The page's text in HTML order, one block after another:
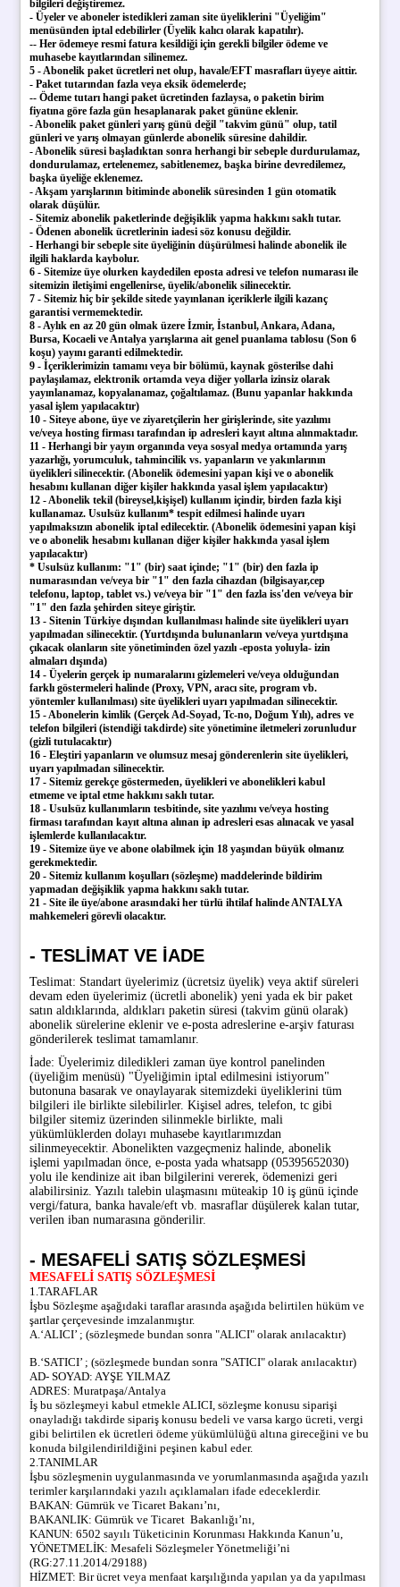
bilgileri değiştiremez.
- Üyeler ve aboneler istedikleri zaman site üyeliklerini "Üyeliğim"
menüsünden iptal edebilirler (Üyelik kalıcı olarak kapatılır).
-- Her ödemeye resmi fatura kesildiği için gerekli bilgiler ödeme ve
muhasebe kayıtlarından silinemez.
5 - Abonelik paket ücretleri net olup, havale/EFT masrafları üyeye aittir.
- Paket tutarından fazla veya eksik ödemelerde;
-- Ödeme tutarı hangi paket ücretinden fazlaysa, o paketin birim
fiyatına göre fazla gün hesaplanarak paket gününe eklenir.
- Abonelik paket günleri yarış günü değil "takvim günü" olup, tatil
günleri ve yarış olmayan günlerde abonelik süresine dahildir.
- Abonelik süresi başladıktan sonra herhangi bir sebeple durdurulamaz,
dondurulamaz, ertelenemez, sabitlenemez, başka birine devredilemez,
başka üyeliğe eklenemez.
- Akşam yarışlarının bitiminde abonelik süresinden 1 gün otomatik
olarak düşülür.
- Sitemiz abonelik paketlerinde değişiklik yapma hakkını saklı tutar.
- Ödenen abonelik ücretlerinin iadesi söz konusu değildir.
- Herhangi bir sebeple site üyeliğinin düşürülmesi halinde abonelik ile
ilgili haklarda kaybolur.
6 - Sitemize üye olurken kaydedilen eposta adresi ve telefon numarası ile
sitemizin iletişimi engellenirse, üyelik/abonelik silinecektir.
7 - Sitemiz hiç bir şekilde sitede yayınlanan içeriklerle ilgili kazanç
garantisi vermemektedir.
8 - Aylık en az 20 gün olmak üzere İzmir, İstanbul, Ankara, Adana,
Bursa, Kocaeli ve Antalya yarışlarına ait genel puanlama tablosu (Son 6
koşu) yayını garanti edilmektedir.
9 - İçeriklerimizin tamamı veya bir bölümü, kaynak gösterilse dahi
paylaşılamaz, elektronik ortamda veya diğer yollarla izinsiz olarak
yayınlanamaz, kopyalanamaz, çoğaltılamaz. (Bunu yapanlar hakkında
yasal işlem yapılacaktır)
10 - Siteye abone, üye ve ziyaretçilerin her girişlerinde, site yazılımı
ve/veya hosting firması tarafından ip adresleri kayıt altına alınmaktadır.
11 - Herhangi bir yayın organında veya sosyal medya ortamında yarış
yazarlığı, yorumculuk, tahmincilik vs. yapanların ve yakınlarının
üyelikleri silinecektir. (Abonelik ödemesini yapan kişi ve o abonelik
hesabını kullanan diğer kişiler hakkında yasal işlem yapılacaktır)
12 - Abonelik tekil (bireysel,kişişel) kullanım içindir, birden fazla kişi
kullanamaz. Usulsüz kullanım* tespit edilmesi halinde uyarı
yapılmaksızın abonelik iptal edilecektir. (Abonelik ödemesini yapan kişi
ve o abonelik hesabını kullanan diğer kişiler hakkında yasal işlem
yapılacaktır)
* Usulsüz kullanım: "1" (bir) saat içinde; "1" (bir) den fazla ip
numarasından ve/veya bir "1" den fazla cihazdan (bilgisayar,cep
telefonu, laptop, tablet vs.) ve/veyabir "1" den fazlaiss'den ve/veyabir
"1" den fazlaşehirden siteye giriştir.
13 - Sitenin Türkiye dışından kullanılması halinde site üyelikleri uyarı
yapılmadan silinecektir. (Yurtdışında bulunanların ve/veya yurtdışına
çıkacak olanların site yönetiminden özel yazılı -eposta yoluyla- izin
almaları dışında)
14 - Üyelerin gerçek ip numaralarını gizlemeleri ve/veya olduğundan
farklı göstermeleri halinde (Proxy, VPN, aracı site, program vb.
yöntemler kullanılması) site üyelikleri uyarı yapılmadan silinecektir.
15 - Abonelerin kimlik (Gerçek Ad-Soyad, Tc-no, Doğum Yılı), adres ve
telefon bilgileri (istendiği takdirde) site yönetimine iletmeleri zorunludur
(gizli tutulacaktır)
16 - Eleştiri yapanların ve olumsuz mesaj gönderenlerin site üyelikleri,
uyarı yapılmadan silinecektir.
17 - Sitemiz gerekçe göstermeden, üyelikleri ve abonelikleri kabul
etmeme ve iptal etme hakkını saklı tutar.
18 - Usulsüz kullanımların tesbitinde, site yazılımı ve/veya hosting
firması tarafından kayıt altına alınan ip adresleri esas alınacak ve yasal
işlemlerde kullanılacaktır.
19 - Sitemize üye ve abone olabilmek için 18 yaşından büyük olmanız
gerekmektedir.
20 - Sitemiz kullanım koşulları (sözleşme) maddelerinde bildirim
yapmadan değişiklik yapma hakkını saklı tutar.
21 - Site ile üye/abone arasındaki her türlü ihtilaf halinde ANTALYA
mahkemeleri görevli olacaktır.
- TESLIMAT VE IADE
Teslimat: Standart üyelerimiz (ücretsiz üyelik) veya aktif süreleri
devam eden üyelerimiz (ücretli abonelik) yeni yada ek bir paket
satın aldıklarında, aldıkları paketin süresi (takvim günü olarak)
abonelik sürelerine eklenir ve e-posta adreslerine e-arşiv faturası
gönderilerek teslimat tamamlanır.
İade: Üyelerimiz diledikleri zaman üye kontrol panelinden
(üyeliğim menüsü) "Üyeliğimin iptal edilmesini istiyorum"
butonuna basarak ve onaylayarak sitemizdeki üyeliklerini tüm
bilgileri ile birlikte silebilirler. Kişisel adres, telefon, tc gibi
bilgiler sitemiz üzerinden silinmekle birlikte, mali
yükümlüklerden dolayı muhasebe kayıtlarımızdan
silinmeyecektir. Abonelikten vazgeçmeniz halinde, abonelik
işlemi yapılmadan önce, e-posta yada whatsapp (05395652030)
yolu ile kendinize ait iban bilgilerini vererek, ödemenizi geri
alabilirsiniz. Yazılı talebin ulaşmasını müteakip 10 iş günü içinde
vergi/fatura, banka havale/eft vb. masraflar düşülerek kalan tutar,
verilen iban numarasına gönderilir.
- MESAFELI SATIŞ SÖZLEŞMESI
MESAFELİ SATIŞ SÖZLEŞMESİ
1.TARAFLAR
İşbu Sözleşme aşağıdaki taraflar arasında aşağıda belirtilen hüküm ve
şartlar çerçevesinde imzalanmıştır.
A.‘ALICI’ ; (sözleşmede bundan sonra "ALICI" olarak anılacaktır)
B.‘SATICI’ ; (sözleşmede bundan sonra "SATICI" olarak anılacaktır)
AD- SOYAD: AYŞE YILMAZ
ADRES: Muratpaşa/Antalya
İş bu sözleşmeyi kabul etmekle ALICI, sözleşme konusu siparişi
onayladığı takdirde sipariş konusu bedeli ve varsa kargo ücreti, vergi
gibi belirtilen ek ücretleri ödeme yükümlülüğü altına gireceğini ve bu
konuda bilgilendirildiğini peşinen kabul eder.
2.TANIMLAR
İşbu sözleşmenin uygulanmasında ve yorumlanmasında aşağıda yazılı
terimler karşılarındaki yazılı açıklamaları ifade edeceklerdir.
BAKAN: Gümrük ve Ticaret Bakanı’nı,
BAKANLIK: Gümrük ve Ticaret Bakanlığı’nı,
KANUN: 6502 sayılı Tüketicinin Korunması Hakkında Kanun’u,
YÖNETMELİK: Mesafeli Sözleşmeler Yönetmeliği’ni
(RG:27.11.2014/29188)
HİZMET: Bir ücret veya menfaat karşılığında yapılan ya da yapılması